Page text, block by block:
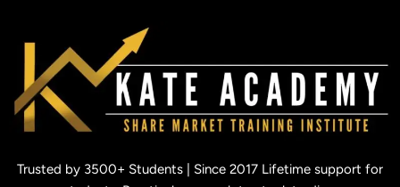
Trusted by 3500+ Students | Since 2017 Lifetime support for